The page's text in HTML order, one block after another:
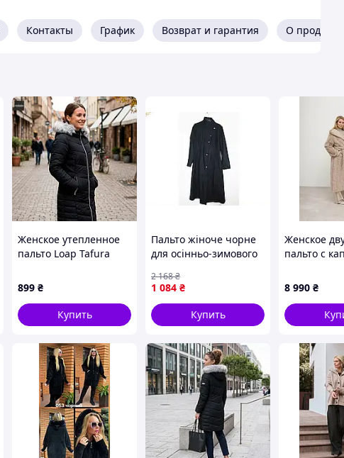
Контакты График Возврат и гарантия О продавце
Женское утепленное
пальто Loap Tafura
899 ₴
Купить
Пальто жіноче чорне
для осінньо-зимового
верхній одяг XL 52 ТМ
BESTSELLER
1 084 ₴
2 168₴
Купить
Женское
пальто с
MKALB202-
8 990 ₴